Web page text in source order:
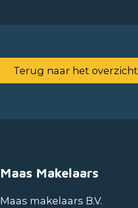
Terug naar het overzicht
Maas Makelaars
Maas makelaars B.V.